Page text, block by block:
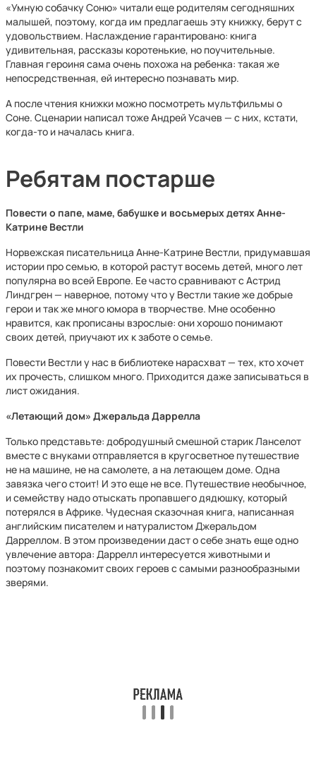
«Умную собачку Соню» читали еще родителям сегодняшних
малышей, поэтому, когда им предлагаешь эту книжку, берут с
удовольствием. Наслаждение гарантировано: книга
удивительная, рассказы коротенькие, но поучительные.
Главная героиня сама очень похожа на ребенка: такая же
непосредственная, ей интересно познавать мир.
А после чтения книжки можно посмотреть мультфильмы о
Соне. Сценарии написал тоже Андрей Усачев — с них, кстати,
когда-то и началась книга.
Ребятам постарше
Повести о папе, маме, бабушке и восьмерых детях Анне-
Катрине Вестли
Норвежская писательница Анне-Катрине Вестли, придумавшая
истории про семью, в которой растут восемь детей, много лет
популярна во всей Европе. Ее часто сравнивают с Астрид
Линдгрен — наверное, потому что у Вестли такие же добрые
герои и так же много юмора в творчестве. Мне особенно
нравится, как прописаны взрослые: они хорошо понимают
своих детей, приучают их к заботе о семье.
Повести Вестли у нас в библиотеке нарасхват — тех, кто хочет
их прочесть, слишком много. Приходится даже записываться в
лист ожидания.
«Летающий дом» Джеральда Даррелла
Только представьте: добродушный смешной старик Ланселот
вместе с внуками отправляется в кругосветное путешествие
не на машине, не на самолете, а на летающем доме. Одна
завязка чего стоит! И это еще не все. Путешествие необычное,
и семейству надо отыскать пропавшего дядюшку, который
потерялся в Африке. Чудесная сказочная книга, написанная
английским писателем и натуралистом Джеральдом
Дарреллом. В этом произведении даст о себе знать еще одно
увлечение автора: Даррелл интересуется животными и
поэтому познакомит своих героев с самыми разнообразными
зверями.